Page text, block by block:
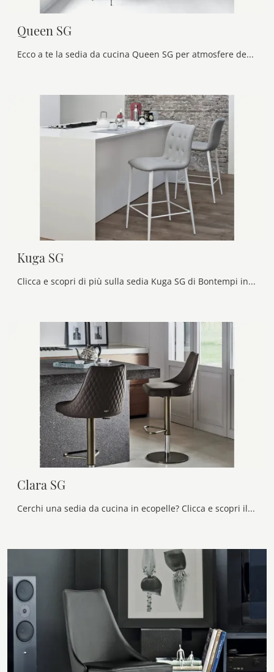
Queen SG
Ecco a te la sedia da cucina Queen SG per atmosfere design, tra le più belle Sedie sgabelli di Bontempi.
Kuga SG
Clicca e scopri di più sulla sedia Kuga SG di Bontempi in ecopelle: le più esclusive Sedie sgabelli moderne ti attendono.
Clara SG
Cerchi una sedia da cucina in ecopelle? Clicca e scopri il modello Clara SG di Bontempi per ultimare i tuoi spazi alla perfezione.